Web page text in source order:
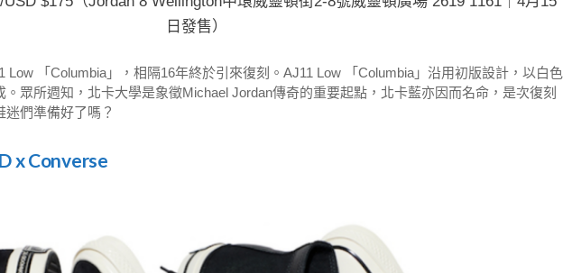
日發售）
Low 「Columbia」，相隔16年終於引來復刻。AJ11 Low 「Columbia」沿用初版設計，以白色
眾所週知，北卡大學是象徵Michael Jordan傳奇的重要起點，北卡藍亦因而名命，是次復刻
們準備好了嗎？
x Converse